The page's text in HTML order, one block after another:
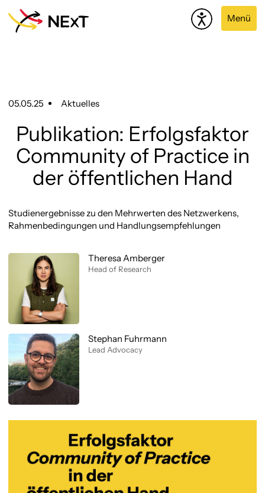
Menü
05.05.25 Aktuelles
Publikation: Erfolgsfaktor
Community of Practice in
der öffentlichen Hand
Studienergebnisse zu den Mehrwerten des Netzwerkens,
Rahmenbedingungen und Handlungsempfehlungen
Theresa Amberger
Head of Research
Stephan Fuhrmann
Lead Advocacy